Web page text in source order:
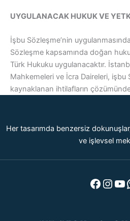
UYGULANACAK HUKUK VE
İşbu Sözleşme’nin
Sözleşme kapsamında doğan
Türk Hukuku uygulanacaktır.
Mahkemeleri ve İcra Daireleri, işbu
kaynaklanan ihtilafların
Her tasarımda benzersiz
ve işlevsel